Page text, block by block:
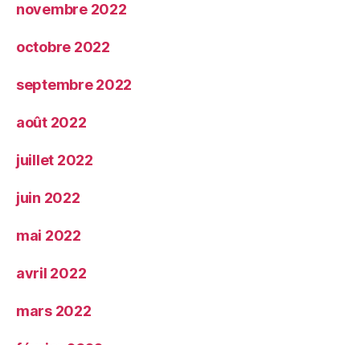
novembre 2022
octobre 2022
septembre 2022
août 2022
juillet 2022
juin 2022
mai 2022
avril 2022
mars 2022